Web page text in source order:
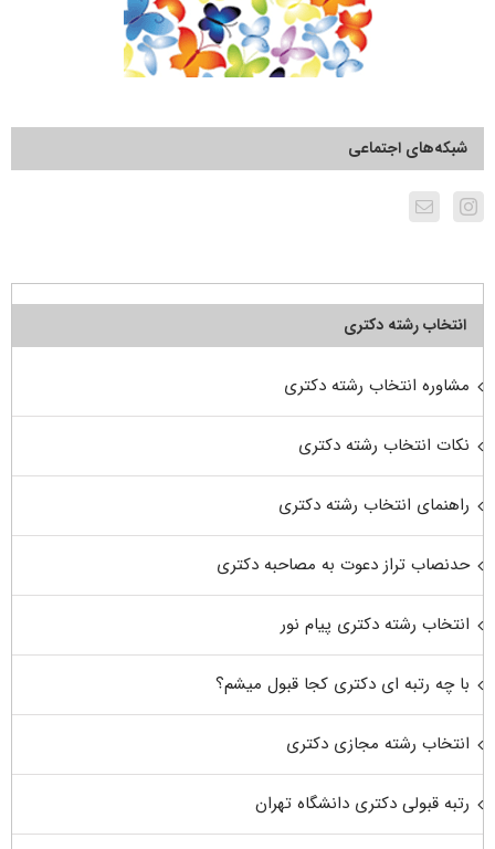
شبکه‌های اجتماعی
انتخاب رشته دکتری
مشاوره انتخاب رشته دکتری
نکات انتخاب رشته دکتری
راهنمای انتخاب رشته دکتری
حدنصاب تراز دعوت به مصاحبه دکتری
انتخاب رشته دکتری پیام نور
با چه رتبه ای دکتری کجا قبول میشم؟
انتخاب رشته مجازی دکتری
رتبه قبولی دکتری دانشگاه تهران